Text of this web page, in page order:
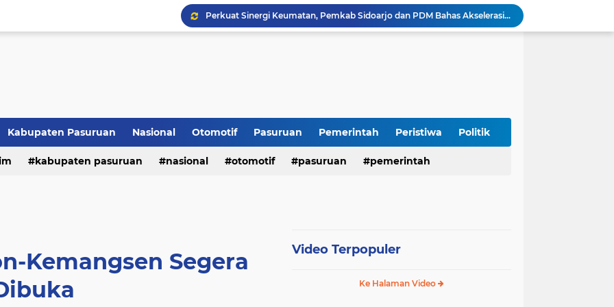
Perkuat Sinergi Keumatan, Pemkab Sidoarjo dan PDM Bahas Akselerasi Program Publik
Sambut HUT RI ke-81, Polres Pasuruan Kota Gelar Program SIM C Gratis "AGUS-TUS SAE"
ITS Hibahkan Mesin Pirolisis ke Desa Randupitu Pasuruan, Ubah Sampah Plastik Jadi BBM
Kabupaten Pasuruan Nasional Otomotif Pasuruan Pemerintah Peristiwa Politik
kabupaten pasuruan nasional otomotif pasuruan pemerintah
Kemangsen Segera
Video Terpopuler
Ke Halaman Video